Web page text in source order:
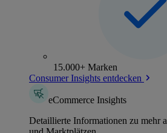
15.000+ Marken
Consumer Insights entdecken
eCommerce Insights
Detaillierte Informationen zu mehr